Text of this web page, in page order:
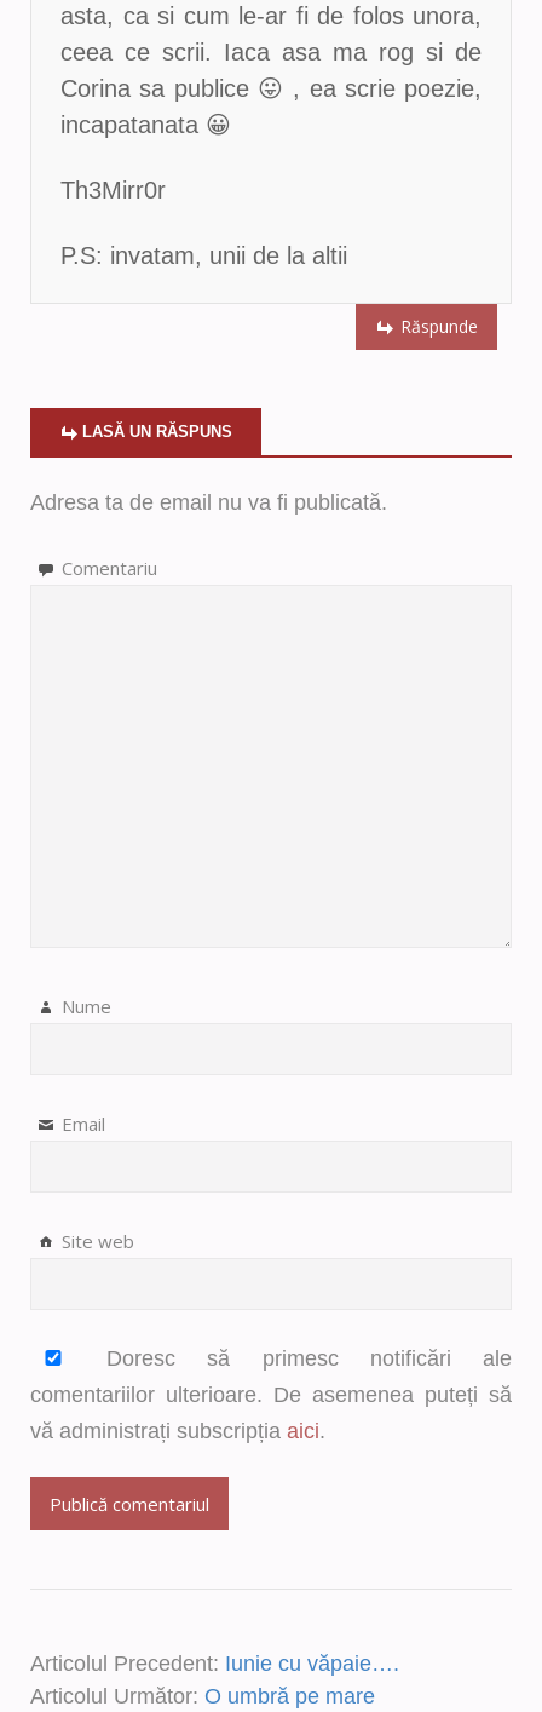
asta, ca si cum le-ar fi de folos unora,
ceea ce scrii. Iaca asa ma rog si de
Corina sa publice 😛 , ea scrie poezie,
incapatanata 😀
Th3Mirr0r
P.S: invatam, unii de la altii
Răspunde
LASĂ UN RĂSPUNS
Adresa ta de email nu va fi publicată.
Comentariu
Nume
Email
Site web
Doresc să primesc notificări ale
comentariilor ulterioare. De asemenea puteți să
vă administrați subscripția aici.
Articolul Precedent: Iunie cu văpaie….
Articolul Următor: O umbră pe mare